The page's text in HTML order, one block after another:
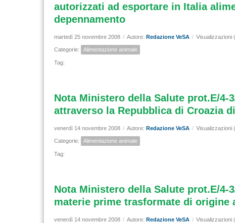
autorizzati ad esportare in Italia
depennamento
martedì 25 novembre 2008 / Autore: Redazione VeSA / Visualizzazioni
Categorie: Alimentazione animale
Tag:
Nota Ministero della Salute prot.E/
attraverso la Repubblica di Croazia
venerdì 14 novembre 2008 / Autore: Redazione VeSA / Visualizzazioni
Categorie: Alimentazione animale
Tag:
Nota Ministero della Salute prot.E/4-
materie prime trasformate di origine
venerdì 14 novembre 2008 / Autore: Redazione VeSA / Visualizzazioni